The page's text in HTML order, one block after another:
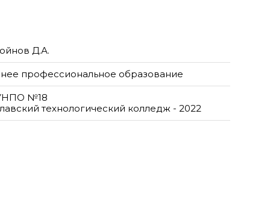
Д.А.
профессиональное образование
№18
технологический колледж - 2022